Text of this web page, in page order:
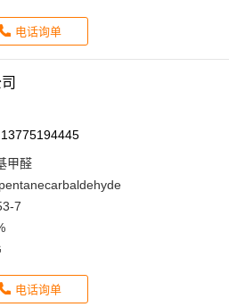
电话询单
甲醛
7
电话询单